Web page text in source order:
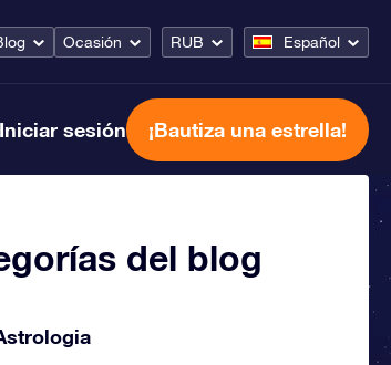
Ocasión RUB Español
Iniciar sesión ¡Bautiza una estrella!
del blog